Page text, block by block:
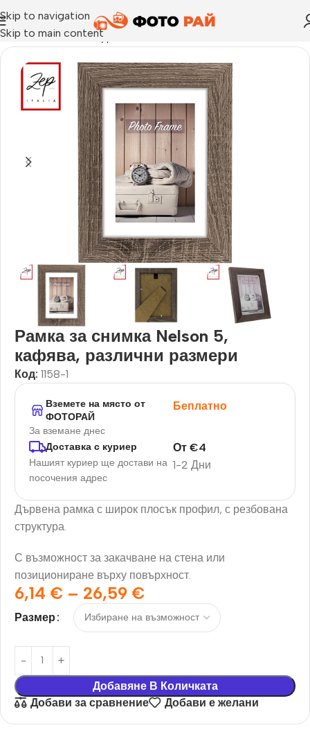
Skip to navigation
Skip to main content
Начало›Рамка за една снимка
Рамка за снимка Nelson 5,
кафява, различни размери
Код: 1158-1
Вземете на място от
ФОТОРАЙ
За вземане днес
Беплатно
Доставка с куриер
Нашият куриер ще достави на
посочения адрес
1-2 Дни
От€4
Дървена рамка с широк плосък профил, с резбована
структура.
С възможност за закачване на стена или
позициониране върху повърхност.
6,14 € – 26,59 €
Размер
Добавяне В Количката
Добави за сравнение
Добави е желани